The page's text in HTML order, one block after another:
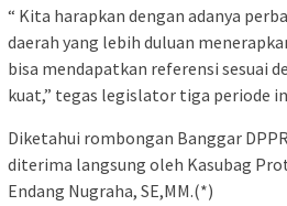
“ Kita harapkan dengan adanya
daerah yang lebih duluan
bisa mendapatkan referensi sesuai
kuat,” tegas legislator tiga periode
Diketahui rombongan Banggar
diterima langsung oleh Kasubag
Endang Nugraha, SE,MM.(*)